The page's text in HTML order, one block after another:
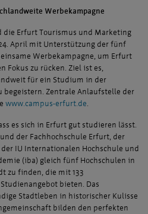
Werbekampagne
die Erfurt Tourismus und Marketing
April mit Unterstützung der fünf
Werbekampagne, um Erfurt
Fokus zu rücken. Ziel ist es,
für ein Studium in der
begeistern. Zentrale Anlaufstelle der
www.campus-erfurt.de.
es sich in Erfurt gut studieren lässt.
der Fachhochschule Erfurt, der
IU Internationalen Hochschule und
(iba) gleich fünf Hochschulen in
zu finden, die mit 133
bieten. Das
Stadtleben in historischer Kulisse
bilden den perfekten